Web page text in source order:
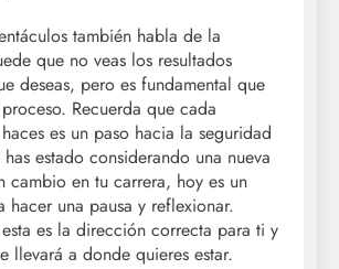
también habla de la
que no veas los resultados
deseas, pero es fundamental que
Recuerda que cada
es un paso hacia la seguridad
estado considerando una nueva
cambio en tu carrera, hoy es un
hacer una pausa y reflexionar.
es la dirección correcta para ti y
llevará a donde quieres estar.